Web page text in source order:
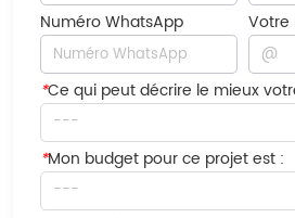
Numéro WhatsApp Votre
*Ce qui peut décrire le mieux
---
*Mon budget pour ce projet est :
---